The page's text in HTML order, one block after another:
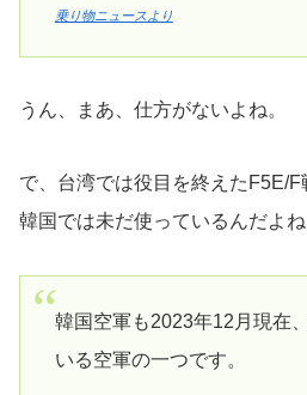
乗り物ニュースより
うん、まあ、仕方がないよね。
で、台湾では役目を終えたF5E/F
韓国では未だ使っているんだよね
韓国空軍も2023年12月現在
いる空軍の一つです。